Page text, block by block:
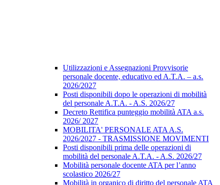
Utilizzazioni e Assegnazioni Provvisorie
personale docente, educativo ed A.T.A. – a.s.
2026/2027
Posti disponibili dopo le operazioni di mobilità
del personale A.T.A. - A.S. 2026/27
Decreto Rettifica punteggio mobilità ATA a.s.
2026/ 2027
MOBILITA' PERSONALE ATA A.S.
2026/2027 - TRASMISSIONE MOVIMENTI
Posti disponibili prima delle operazioni di
mobilità del personale A.T.A. - A.S. 2026/27
Mobilità personale docente ATA per l’anno
scolastico 2026/27
Mobilità in organico di diritto del personale ATA